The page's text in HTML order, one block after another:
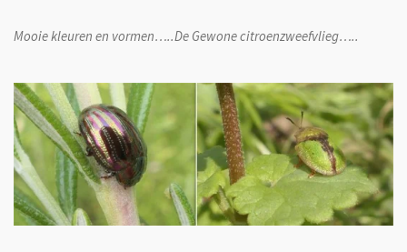
Mooie kleuren en vormen…..De Gewone citroenzweefvlieg…..